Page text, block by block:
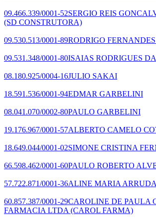
09.466.339/0001-52SERGIO REIS
(SD CONSTRUTORA)
09.530.513/0001-89RODRIGO
09.531.348/0001-80ISAIAS RODRIGUES
08.180.925/0004-16JULIO SAKAI
18.591.536/0001-94EDMAR GARBELINI
08.041.070/0002-80PAULO GARBELINI
19.176.967/0001-57ALBERTO CAMELO
18.649.044/0001-02SIMONE CRISTINA
66.598.462/0001-60PAULO ROBERTO
57.722.871/0001-36ALINE MARIA
60.857.387/0001-29CAROLINE DE PAULA
FARMACIA LTDA (CAROL FARMA)